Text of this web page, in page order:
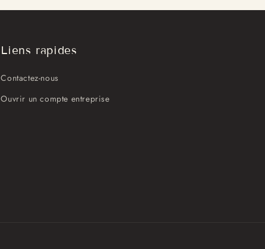
Liens rapides
Contactez-nous
Ouvrir un compte entreprise